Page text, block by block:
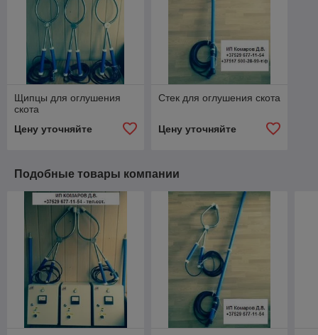
Щипцы для оглушения
скота
Цену уточняйте
Стек для оглушения скота
Цену уточняйте
Подобные товары компании